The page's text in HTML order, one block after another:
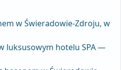
w Świeradowie-Zdroju, w
luksusowym hotelu SPA —